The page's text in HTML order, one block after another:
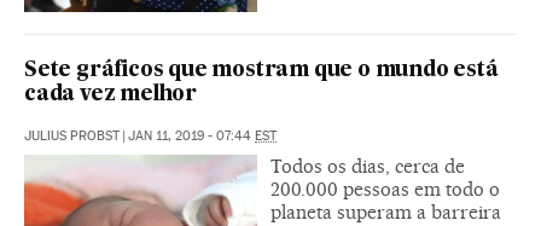
Sete gráficos que mostram que o mundo está
cada vez melhor
JULIUS PROBST | JAN 11, 2019 - 07:44 EST
Todos os dias, cerca de
200.000 pessoas em todo o
planeta superam a barreira